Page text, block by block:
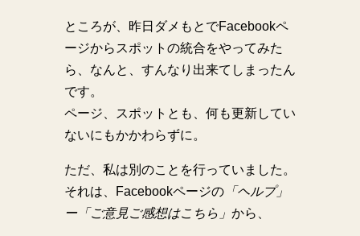
ところが、昨日ダメもとでFacebookペ
ージからスポットの統合をやってみた
ら、なんと、すんなり出来てしまったん
です。
ページ、スポットとも、何も更新してい
ないにもかかわらずに。
ただ、私は別のことを行っていました。
それは、Facebookページの「ヘルプ」
ー「ご意見ご感想はこちら」 から、